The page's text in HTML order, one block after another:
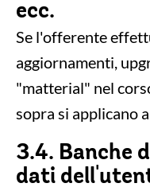
ecc.
Se l'offerente
aggiornamenti,
"matterial" nel
sopra si applicano
3.4. Banche
dati